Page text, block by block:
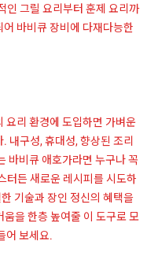
인 그릴 요리부터 훈제 요리까
바비큐 장비에 다재다능한
요리 환경에 도입하면 가벼운
내구성, 휴대성, 향상된 조리
바비큐 애호가라면 누구나 꼭
터든 새로운 레시피를 시도하
기술과 장인 정신의 혜택을
을 한층 높여줄 이 도구로 모
어 보세요.